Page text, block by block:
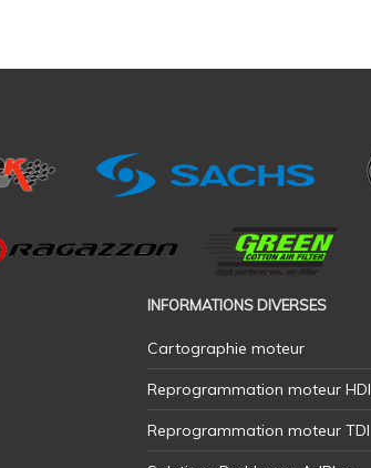
INFORMATIONS DIVERSES
Cartographie moteur
Reprogrammation moteur HDI
Reprogrammation moteur TDI